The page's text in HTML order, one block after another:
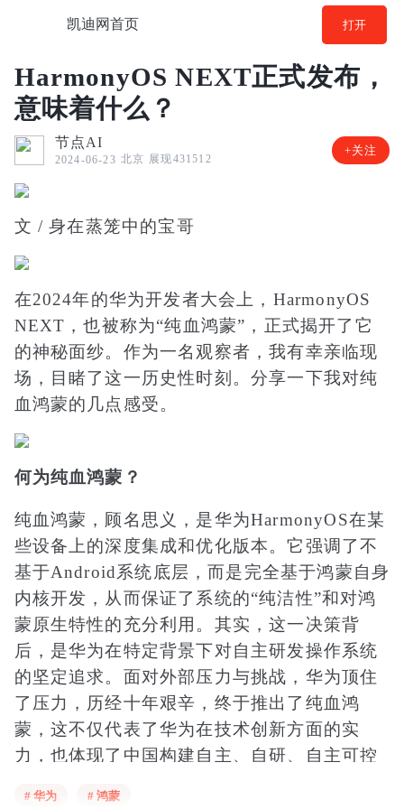
凯迪网首页 打开
HarmonyOS NEXT正式发布，
意味着什么？
节点AI
2024-06-23 北京 展现431512
+关注
文 / 身在蒸笼中的宝哥
在2024年的华为开发者大会上，HarmonyOS
NEXT，也被称为“纯血鸿蒙”，正式揭开了它
的神秘面纱。作为一名观察者，我有幸亲临现
场，目睹了这一历史性时刻。分享一下我对纯
血鸿蒙的几点感受。
何为纯血鸿蒙？
纯血鸿蒙，顾名思义，是华为HarmonyOS在某
些设备上的深度集成和优化版本。它强调了不
基于Android系统底层，而是完全基于鸿蒙自身
内核开发，从而保证了系统的“纯洁性”和对鸿
蒙原生特性的充分利用。其实，这一决策背
后，是华为在特定背景下对自主研发操作系统
的坚定追求。面对外部压力与挑战，华为顶住
了压力，历经十年艰辛，终于推出了纯血鸿
蒙，这不仅代表了华为在技术创新方面的实
力，也体现了中国构建自主、自研、自主可控
# 华为 # 鸿蒙